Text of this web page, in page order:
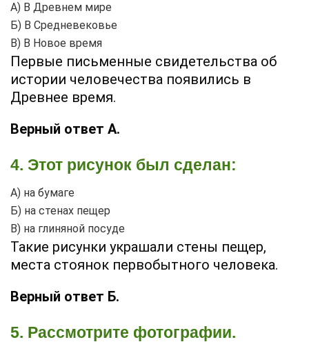
А) В Древнем мире
Б) В Средневековье
В) В Новое время
Первые письменные свидетельства об
истории человечества появились в
Древнее время.
Верный ответ А.
4. Этот рисунок был сделан:
А) на бумаге
Б) на стенах пещер
В) на глиняной посуде
Такие рисунки украшали стены пещер,
места стоянок первобытного человека.
Верный ответ Б.
5. Рассмотрите фотографии.